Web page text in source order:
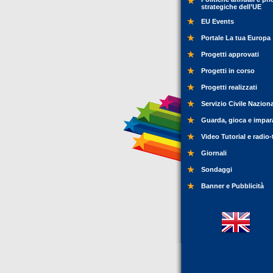
strategiche dell’UE
EU Events
Portale La tua Europa
Progetti approvati
Progetti in corso
Progetti realizzati
Servizio Civile
Guarda, gioca e
Video Tutorial e
Giornali
Sondaggi
Banner e Pubblicità